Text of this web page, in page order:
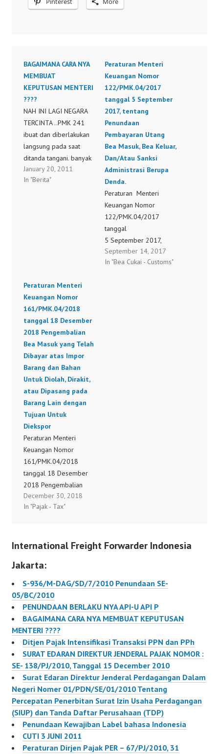
BAGAIMANA CARA NYA
MEMBUAT
KEPUTUSAN MENTERI
????
NAH INI LAGI NEGARA
TERCINTA ..PMK 241
ibuat dan diberlakukan
langsung pada saat
ditanda tangani. banyak
sudah Notul yang keluar
.. lalu sekarang
KETENTUAN IMPOR
BARANG BUKAN BARU
masih…
January 20, 2011
In "Berita"
Peraturan Menteri
Keuangan Nomor
122/PMK.04/2017
tanggal 5 September
2017, tentang
Penundaan
Pembayaran Utang
Bea Masuk, Bea Keluar,
Dan/Atau Sanksi
Administrasi Berupa
Denda.
Peraturan Menteri
Keuangan Nomor
122/PMK.04/2017
tanggal
5 September 2017,
tentang Penundaan
Pembayaran Utang Bea
September 14, 2017
In "Bea Cukai - Customs"
Peraturan Menteri
Keuangan Nomor
161/PMK.04/2018
tanggal 18 Desember
2018 Pengembalian
Bea Masuk yang Telah
Dibayar atas Impor
Barang dan Bahan
Untuk Diolah, Dirakit,
atau Dipasang pada
Barang Lain dengan
Tujuan Untuk
Diekspor
Peraturan Menteri
Keuangan Nomor
161/PMK.04/2018
tanggal 18 Desember
2018 Pengembalian
Bea Masuk yang Telah
Dibayar atas Impor
Dipasang pada Barang
Untuk Diekspor
161/PMK.04/2018
December 30, 2018
In "Pajak - Tax"
International Freight Forwarder Indonesia
Jakarta:
S-936/M-DAG/SD/7/2010 Penundaan SE-
05/BC/2010
PENUNDAAN BERLAKU NYA API-U API P
BAGAIMANA CARA NYA MEMBUAT KEPUTUSAN
MENTERI ????
Ditjen Pajak Intensifikasi Transaksi PPN dan PPh
SURAT EDARAN DIREKTUR JENDERAL PAJAK NOMOR :
SE- 138/PJ/2010, Tanggal 15 December 2010
Surat Edaran Direktur Jenderal Perdagangan Dalam
Negeri Nomer 01/PDN/SE/01/2010 Tentang
Percepatan Penerbitan Surat Izin Usaha Perdagangan
(SIUP) dan Tanda Daftar Perusahaan (TDP)
Penundaan Kewajiban Label bahasa Indonesia
CUTI 3 JUNI 2011
Peraturan Dirjen Pajak PER – 67/PJ/2010, 31